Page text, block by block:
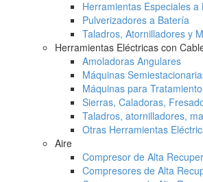
Herramientas Especiales a
Pulverizadores a Batería
Taladros, Atornilladores y
Herramientas Eléctricas con
Amoladoras Angulares
Máquinas
Máquinas para
Sierras, Caladoras,
Taladros, atornilladores,
Otras Herramientas
Aire
Compresor de Alta
Compresores de Alta